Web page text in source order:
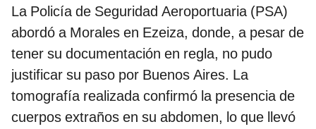
La Policía de Seguridad Aeroportuaria (PSA)
abordó a Morales en Ezeiza, donde, a pesar de
tener su documentación en regla, no pudo
justificar su paso por Buenos Aires. La
tomografía realizada confirmó la presencia de
cuerpos extraños en su abdomen, lo que llevó